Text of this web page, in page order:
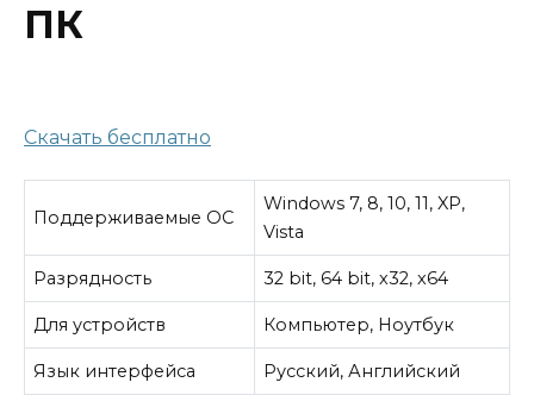
ПК
Скачать бесплатно
Поддерживаемые ОС
Windows 7, 8, 10, 11, XP,
Vista
Разрядность 32 bit, 64 bit, x32, x64
Для устройств Компьютер, Ноутбук
Язык интерфейса Русский, Английский